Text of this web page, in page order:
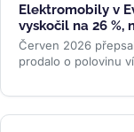
Elektromobily v
vyskočil na 26
Červen 2026
prodalo o polovinu